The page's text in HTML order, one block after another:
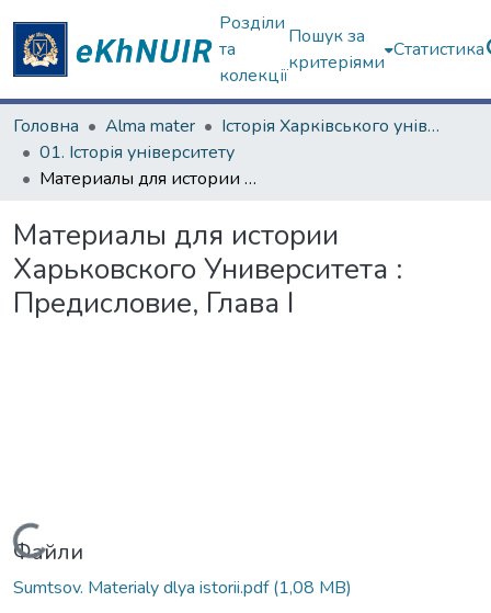
Розділи
та
колекції
Пошук за
критеріями
Статистика
Головна Alma mater
Історія Харківського університету
01. Історія університету
Материалы для истории Харьковского Университета : Предисловие, Глава І
Материалы для истории
Харьковского Университета :
Предисловие, Глава І
Вантажиться...
Файли
Sumtsov. Materialy dlya istorii.pdf(1,08 MB)